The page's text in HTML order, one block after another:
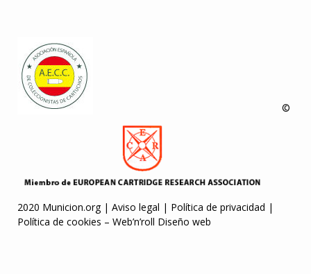
©
2020 Municion.org | Aviso legal | Política de privacidad |
Política de cookies – Web’n’roll Diseño web